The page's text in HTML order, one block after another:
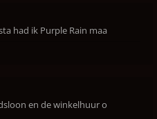
had ik Purple Rain maa
en de winkelhuur o